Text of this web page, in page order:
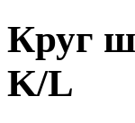
Круг
K/L